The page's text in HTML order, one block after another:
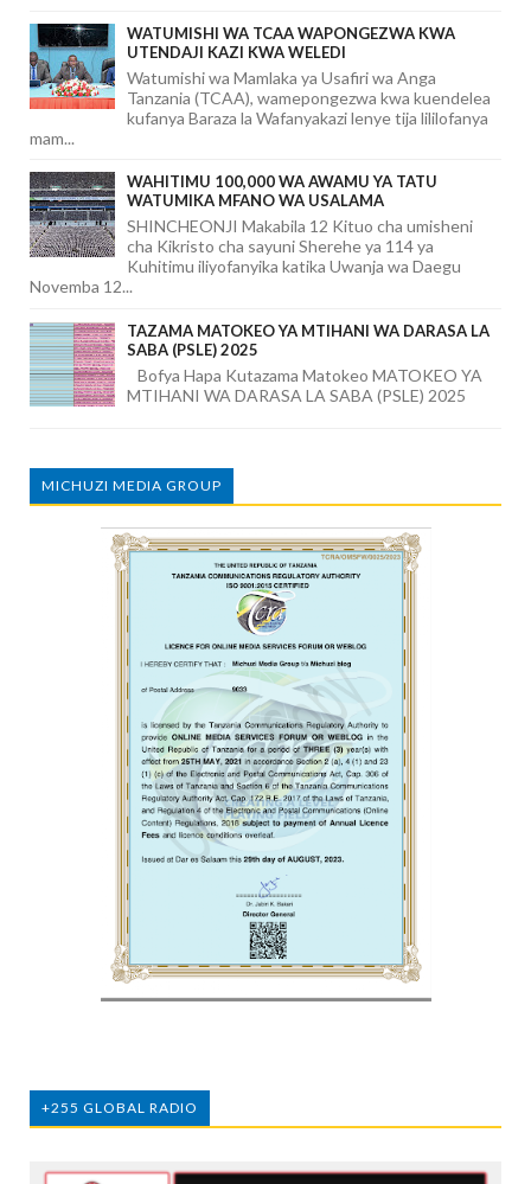
WATUMISHI WA TCAA WAPONGEZWA KWA
UTENDAJI KAZI KWA WELEDI
Watumishi wa Mamlaka ya Usafiri wa Anga
Tanzania (TCAA), wamepongezwa kwa kuendelea
kufanya Baraza la Wafanyakazi lenye tija lililofanya
mam...
WAHITIMU 100,000 WA AWAMU YA TATU
WATUMIKA MFANO WA USALAMA
SHINCHEONJI Makabila 12 Kituo cha umisheni
cha Kikristo cha sayuni Sherehe ya 114 ya
Kuhitimu iliyofanyika katika Uwanja wa Daegu
Novemba 12...
TAZAMA MATOKEO YA MTIHANI WA DARASA LA
SABA (PSLE) 2025
Bofya Hapa Kutazama Matokeo MATOKEO YA
MTIHANI WA DARASA LA SABA (PSLE) 2025
MICHUZI MEDIA GROUP
+255 GLOBAL RADIO